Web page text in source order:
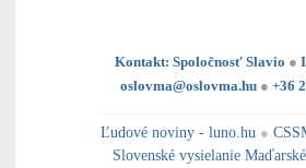
Kontakt: Spoločnosť Slavio ●
oslovma@oslovma.hu ● +36
Ľudové noviny - luno.hu ●
Slovenské vysielanie